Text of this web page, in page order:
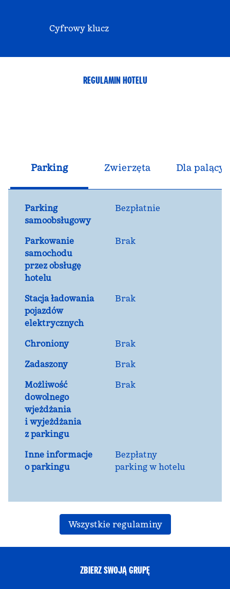
Cyfrowy klucz
REGULAMIN HOTELU
Parking Zwierzęta Dla
Parking
samoobsługowy
Bezpłatnie
Parkowanie
samochodu
przez obsługę
hotelu
Brak
Stacja ładowania
pojazdów
elektrycznych
Brak
Chroniony
Brak
Zadaszony
Brak
Możliwość
dowolnego
wjeżdżania
i wyjeżdżania
z parkingu
Brak
Inne informacje
o parkingu
Bezpłatny
parking w hotelu
Wszystkie regulaminy
ZBIERZ SWOJĄ GRUPĘ